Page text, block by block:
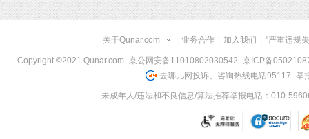
关于Qunar.com 业务合作 加入我们 "严重违规
Copyright ©2021 Qunar.com 京公网安备11010802030542
京ICP备
去哪儿网投诉、咨询热线电话95117 举
未成年人/违法和不良信息/算法推荐举报电话：010-